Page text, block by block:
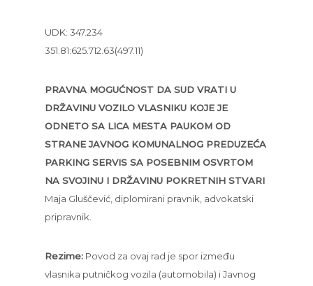
UDK: 347.234
351.81:625.712.63(497.11)
PRAVNA MOGUĆNOST DA SUD VRATI U
DRŽAVINU VOZILO VLASNIKU KOJE JE
ODNETO SA LICA MESTA PAUKOM OD
STRANE JAVNOG KOMUNALNOG PREDUZEĆA
PARKING SERVIS SA POSEBNIM OSVRTOM
NA SVOJINU I DRŽAVINU POKRETNIH STVARI
Maja Gluščević, diplomirani pravnik, advokatski
pripravnik.
Rezime: Povod za ovaj rad je spor između
vlasnika putničkog vozila (automobila) i Javnog